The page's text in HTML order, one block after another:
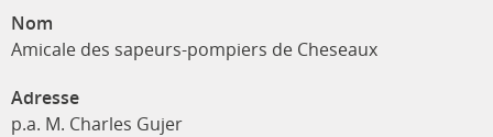
Nom
Amicale des sapeurs-pompiers de Cheseaux
Adresse
p.a. M. Charles Gujer